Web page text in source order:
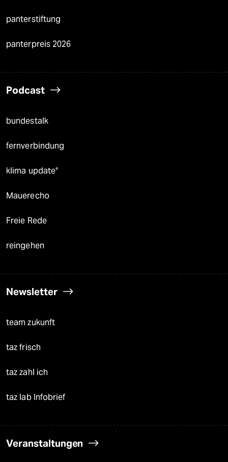
panterstiftung
panterpreis 2026
Podcast
bundestalk
fernverbindung
klima update°
Mauerecho
Freie Rede
reingehen
Newsletter
team zukunft
taz frisch
taz zahl ich
taz lab Infobrief
Veranstaltungen